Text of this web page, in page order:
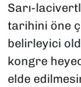
Sarı-
tarihini öne
belirleyici
kongre
elde